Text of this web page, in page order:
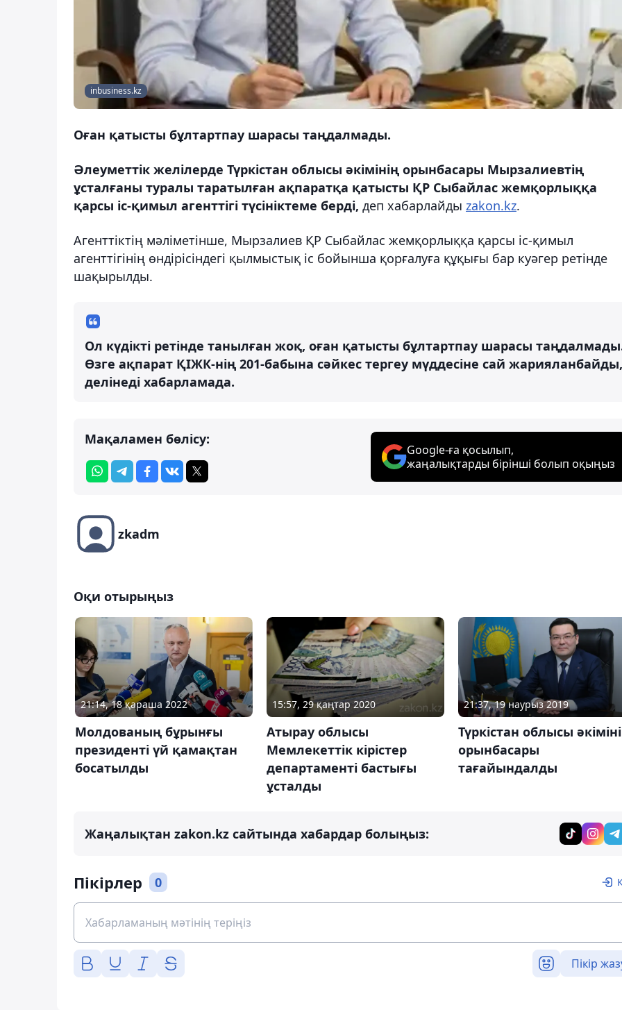
inbusiness.kz
Оған қатысты бұлтартпау шарасы таңдалмады.
Әлеуметтік желілерде Түркістан облысы әкімінің орынбасары Мырзалиевтің
ұсталғаны туралы таратылған ақпаратқа қатысты ҚР Сыбайлас жемқорлыққа
қарсы іс-қимыл агенттігі түсініктеме берді, деп хабарлайды zakon.kz.
Агенттіктің мәліметінше, Мырзалиев ҚР Сыбайлас жемқорлыққа қарсы іс-қимыл
агенттігінің өндірісіндегі қылмыстық іс бойынша қорғалуға құқығы бар куәгер ретінде
шақырылды.
Ол күдікті ретінде танылған жоқ, оған қатысты бұлтартпау шарасы
Өзге ақпарат ҚІЖК-нің 201-бабына сәйкес тергеу мүддесіне сай жарияланбайды,
делінеді хабарламада.
Мақаламен бөлісу:
Google-ға қосылып,
жаңалықтарды бірінші болып оқыңыз
zkadm
Оқи отырыңыз
21:14, 18 қараша 2022
Молдованың бұрынғы
президенті үй қамақтан
босатылды
15:57, 29 қаңтар 2020
Атырау облысы
Мемлекеттік кірістер
департаменті бастығы
ұсталды
21:37, 19 наурыз 2019
Түркістан облысы
орынбасары
тағайындалды
Жаңалықтан zakon.kz сайтында хабардар болыңыз:
Пікірлер 0
Пікір